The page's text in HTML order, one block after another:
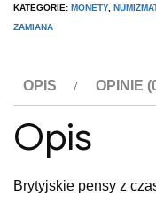
x
KATEGORIE: MONETY,
ZAMIANA
OPIS OPINIE
Opis
Brytyjskie pensy z